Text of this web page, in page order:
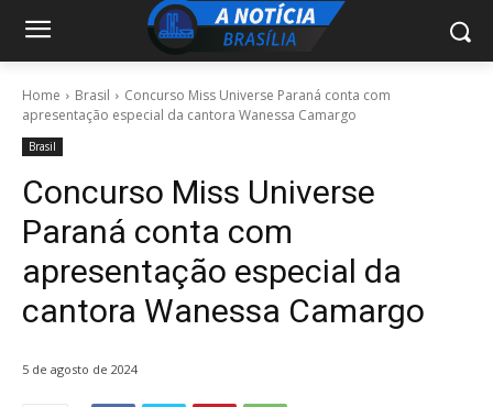
Home Brasil
Concurso Miss Universe Paraná conta com
apresentação especial da cantora Wanessa Camargo
Brasil
Concurso Miss Universe
Paraná conta com
apresentação especial da
cantora Wanessa Camargo
5 de agosto de 2024